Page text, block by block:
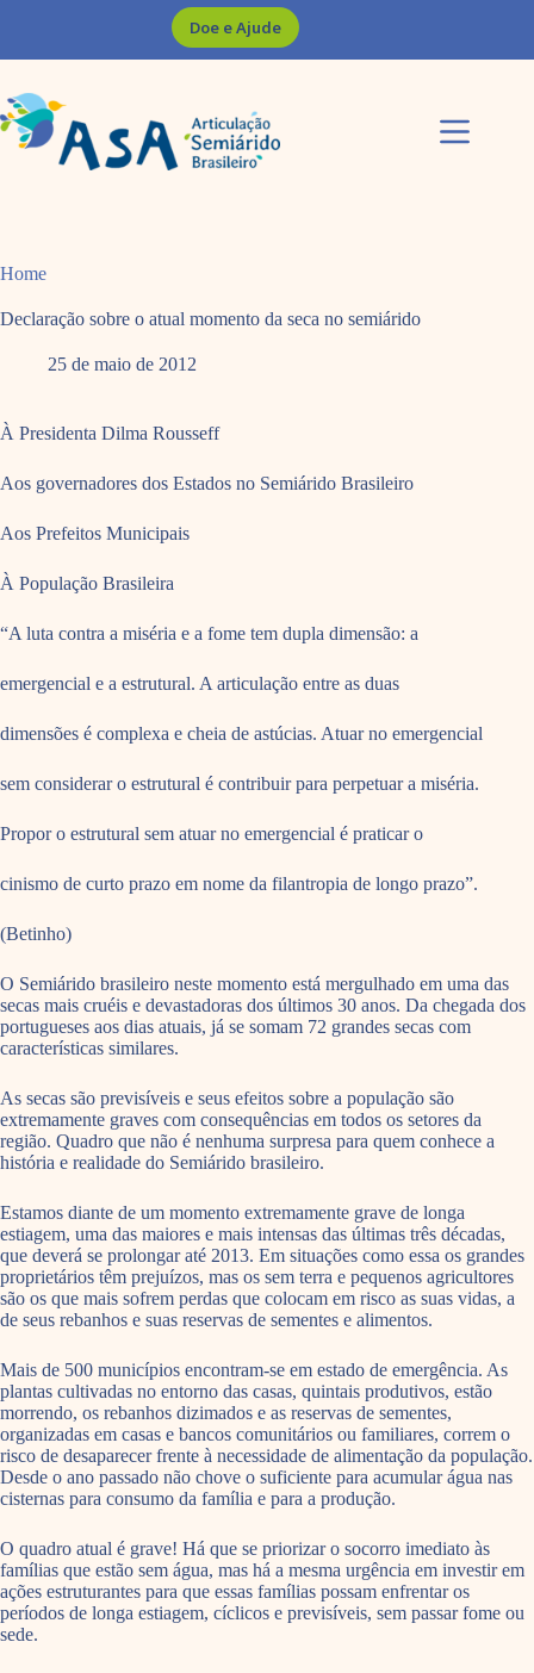
Doe e Ajude
Home
Declaração sobre o atual momento da seca no semiárido
25 de maio de 2012
À Presidenta Dilma Rousseff
Aos governadores dos Estados no Semiárido Brasileiro
Aos Prefeitos Municipais
À População Brasileira
“A luta contra a miséria e a fome tem dupla dimensão: a
emergencial e a estrutural. A articulação entre as duas
dimensões é complexa e cheia de astúcias. Atuar no emergencial
sem considerar o estrutural é contribuir para perpetuar a miséria.
Propor o estrutural sem atuar no emergencial é praticar o
cinismo de curto prazo em nome da filantropia de longo prazo”.
(Betinho)
O Semiárido brasileiro neste momento está mergulhado em uma das
secas mais cruéis e devastadoras dos últimos 30 anos. Da chegada dos
portugueses aos dias atuais, já se somam 72 grandes secas com
características similares.
As secas são previsíveis e seus efeitos sobre a população são
extremamente graves com consequências em todos os setores da
região. Quadro que não é nenhuma surpresa para quem conhece a
história e realidade do Semiárido brasileiro.
Estamos diante de um momento extremamente grave de longa
estiagem, uma das maiores e mais intensas das últimas três décadas,
que deverá se prolongar até 2013. Em situações como essa os grandes
proprietários têm prejuízos, mas os sem terra e pequenos agricultores
são os que mais sofrem perdas que colocam em risco as suas vidas, a
de seus rebanhos e suas reservas de sementes e alimentos.
Mais de 500 municípios encontram-se em estado de emergência. As
plantas cultivadas no entorno das casas, quintais produtivos, estão
morrendo, os rebanhos dizimados e as reservas de sementes,
organizadas em casas e bancos comunitários ou familiares, correm o
risco de desaparecer frente à necessidade de alimentação da população.
Desde o ano passado não chove o suficiente para acumular água nas
cisternas para consumo da família e para a produção.
O quadro atual é grave! Há que se priorizar o socorro imediato às
famílias que estão sem água, mas há a mesma urgência em investir em
ações estruturantes para que essas famílias possam enfrentar os
períodos de longa estiagem, cíclicos e previsíveis, sem passar fome ou
sede.